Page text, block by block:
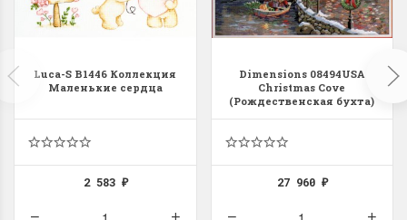
Luca-S B1446 Коллекция
Маленькие сердца
2 583 ₽
Dimensions 08494USA
Christmas Cove
(Рождественская бухта)
27 960 ₽